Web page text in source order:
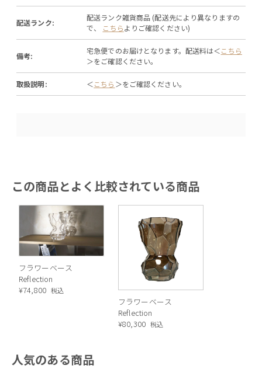
配送ランク:
配送ランク雑貨商品 (配送先により異なりますの
で、 こちらよりご確認ください)
備考:
宅急便でのお届けとなります。配送料は＜こちら
＞をご確認ください。
取扱説明: ＜こちら ＞をご確認ください。
この商品とよく比較されている商品
フラワーベース
Reflection
¥74,800 税込
フラワーベース
Reflection
¥80,300 税込
人気のある商品